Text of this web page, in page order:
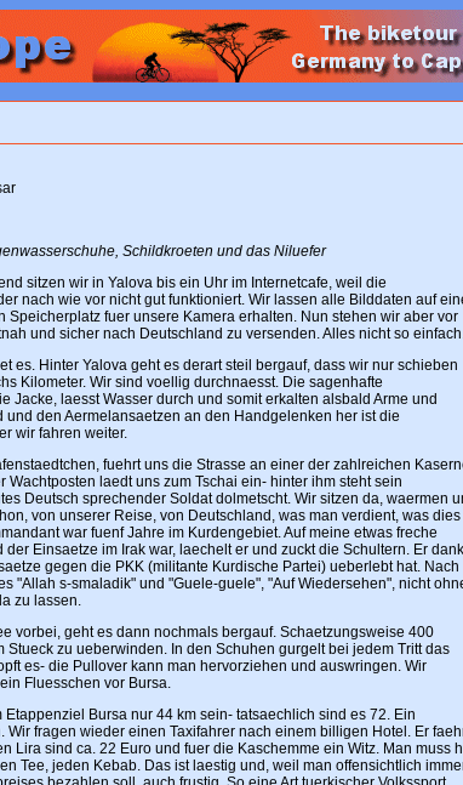
Schildkroeten und das Niluefer
sitzen wir in Yalova bis ein Uhr im Internetcafe, weil die
nach wie vor nicht gut funktioniert. Wir lassen alle Bilddaten auf
Speicherplatz fuer unsere Kamera erhalten. Nun stehen wir aber vor
und sicher nach Deutschland zu versenden. Alles nicht so
es. Hinter Yalova geht es derart steil bergauf, dass wir nur schieben
Kilometer. Wir sind voellig durchnaesst. Die sagenhafte
Jacke, laesst Wasser durch und somit erkalten alsbald Arme und
und den Aermelansaetzen an den Handgelenken her ist die
wir fahren weiter.
fuehrt uns die Strasse an einer der zahlreichen
Wachtposten laedt uns zum Tschai ein- hinter ihm steht sein
Deutsch sprechender Soldat dolmetscht. Wir sitzen da, waermen
von unserer Reise, von Deutschland, was man verdient, was dies
war fuenf Jahre im Kurdengebiet. Auf meine etwas freche
der Einsaetze im Irak war, laechelt er und zuckt die Schultern. Er
gegen die PKK (militante Kurdische Partei) ueberlebt hat. Nach
"Allah s-smaladik" und "Guele-guele", "Auf Wiedersehen", nicht
zu lassen.
vorbei, geht es dann nochmals bergauf. Schaetzungsweise 400
Stueck zu ueberwinden. In den Schuhen gurgelt bei jedem Tritt das
es- die Pullover kann man hervorziehen und auswringen. Wir
Fluesschen vor Bursa.
Etappenziel Bursa nur 44 km sein- tatsaechlich sind es 72. Ein
Wir fragen wieder einen Taxifahrer nach einem billigen Hotel. Er
Lira sind ca. 22 Euro und fuer die Kaschemme ein Witz. Man muss
Tee, jeden Kebab. Das ist laestig und, weil man offensichtlich